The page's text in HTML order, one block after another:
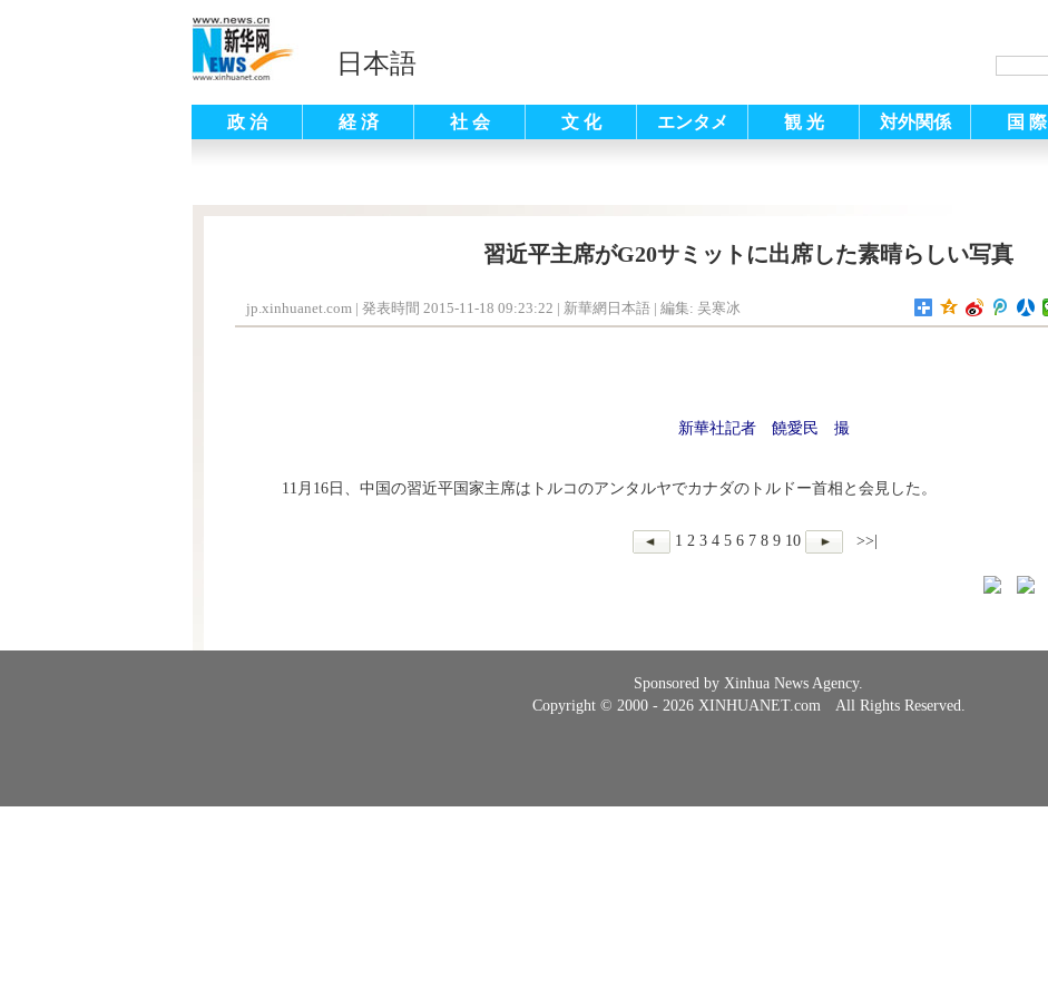
日本語
政 治 経 済 社 会 文 化 エンタメ 観 光 対外関係 国 際
習近平主席がG20サミットに出席した素晴らしい写真
jp.xinhuanet.com | 発表時間 2015-11-18 09:23:22 | 新華網日本語 | 編集: 吴寒冰
新華社記者 饒愛民 撮
11月16日、中国の習近平国家主席はトルコのアンタルヤでカナダのトルドー首相と会見した。
1 2 3 4 5 6 7 8 9 10 >>|
Sponsored by Xinhua News Agency.
Copyright © 2000 - 2026 XINHUANET.com All Rights Reserved.